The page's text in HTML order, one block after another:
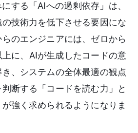
する「AIへの過剰依存」は、
技術力を低下させる要因にな
のエンジニアには、ゼロから
に、AIが生成したコードの意
、システムの全体最適の観点
断する「コードを読む力」と
が強く求められるようになりま